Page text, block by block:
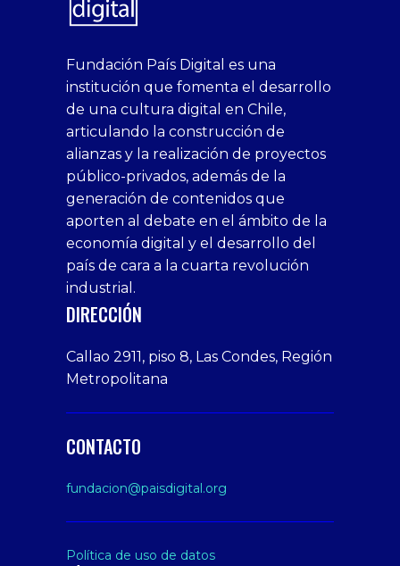
1xbet
canlı
casino
siteleri
bedava
bonus
veren
siteler
1xbet
deneme
bonusu
veren
siteleri
deneme
bonusu
Sikis
siteleri
bonusu
veren
siteler
casino
siteleri
1win
xslot
sahabet
giriş
1xbet
giriş
tarafbet
giriş
bonusu
veren
siteler
deneme
bonusu
Deneme
bonusu
veren
siteler
escort
casino
siteleri
bonusu
bahis
siteleri
Hot
Couple
xxx
homemade
porn
on
webcam
Cumshots
Tits
Free
Amateur
Porn
Xxx
Indian
Big
Butt
sex
From
Step
yenigiris.com
Giriş
bonusu
veren
siteler
deneme
bonusu
veren
siteler
Fundación País Digital es una
institución que fomenta el desarrollo
de una cultura digital en Chile,
articulando la construcción de
alianzas y la realización de proyectos
público-privados, además de la
generación de contenidos que
aporten al debate en el ámbito de la
economía digital y el desarrollo del
país de cara a la cuarta revolución
industrial.
DIRECCIÓN
Callao 2911, piso 8, Las Condes, Región
Metropolitana
CONTACTO
fundacion@paisdigital.org
Política de uso de datos